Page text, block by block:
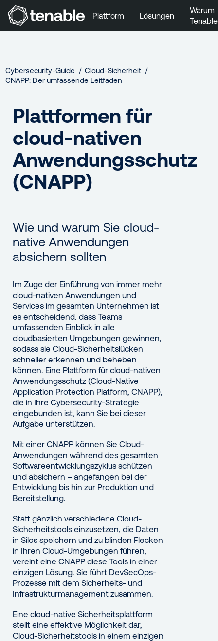
Plattform Lösungen
Warum
Cybersecurity-Guide
Cloud-Sicherheit
CNAPP: Der umfassende Leitfaden
Plattformen für
cloud-nativen
Anwendungsschutz
(CNAPP)
Wie und warum Sie cloud-
native Anwendungen
absichern sollten
Im Zuge der Einführung von immer mehr
cloud-nativen Anwendungen und
Services im gesamten Unternehmen ist
es entscheidend, dass Teams
umfassenden Einblick in alle
cloudbasierten Umgebungen gewinnen,
sodass sie Cloud-Sicherheitslücken
schneller erkennen und beheben
können. Eine Plattform für cloud-nativen
Anwendungsschutz (Cloud-Native
Application Protection Platform, CNAPP),
die in Ihre Cybersecurity-Strategie
eingebunden ist, kann Sie bei dieser
Aufgabe unterstützen.
Mit einer CNAPP können Sie Cloud-
Anwendungen während des gesamten
Softwareentwicklungszyklus schützen
und absichern – angefangen bei der
Entwicklung bis hin zur Produktion und
Bereitstellung.
Statt gänzlich verschiedene Cloud-
Sicherheitstools einzusetzen, die Daten
in Silos speichern und zu blinden Flecken
in Ihren Cloud-Umgebungen führen,
vereint eine CNAPP diese Tools in einer
einzigen Lösung. Sie führt DevSecOps-
Prozesse mit dem Sicherheits- und
Infrastrukturmanagement zusammen.
Eine cloud-native Sicherheitsplattform
stellt eine effektive Möglichkeit dar,
Cloud-Sicherheitstools in einem einzigen